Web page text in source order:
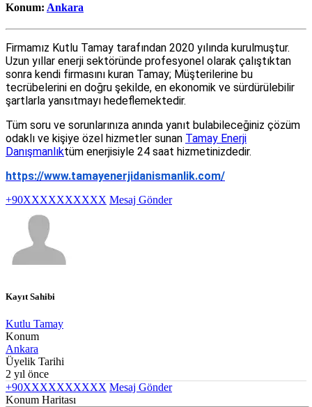
Konum: Ankara
Firmamız Kutlu Tamay tarafından 2020 yılında kurulmuştur.
Uzun yıllar enerji sektöründe profesyonel olarak çalıştıktan
sonra kendi firmasını kuran Tamay; Müşterilerine bu
tecrübelerini en doğru şekilde, en ekonomik ve sürdürülebilir
şartlarla yansıtmayı hedeflemektedir.
Tüm soru ve sorunlarınıza anında yanıt bulabileceğiniz çözüm
odaklı ve kişiye özel hizmetler sunan Tamay Enerji
Danışmanlıktüm enerjisiyle 24 saat hizmetinizdedir.
https://www.tamayenerjidanismanlik.com/
+90XXXXXXXXXX Mesaj Gönder
Kayıt Sahibi
Kutlu Tamay
Konum
Ankara
Üyelik Tarihi
2 yıl önce
+90XXXXXXXXXX Mesaj Gönder
Konum Haritası